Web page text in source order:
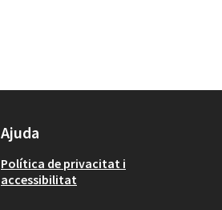
Ajuda
Política de privacitat i
accessibilitat